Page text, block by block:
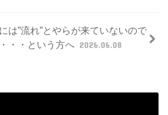
は”流れ”とやらが来ていないので
・・という方へ 2026.06.08